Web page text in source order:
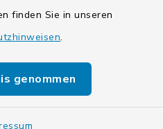
finden Sie in unseren
.
genommen